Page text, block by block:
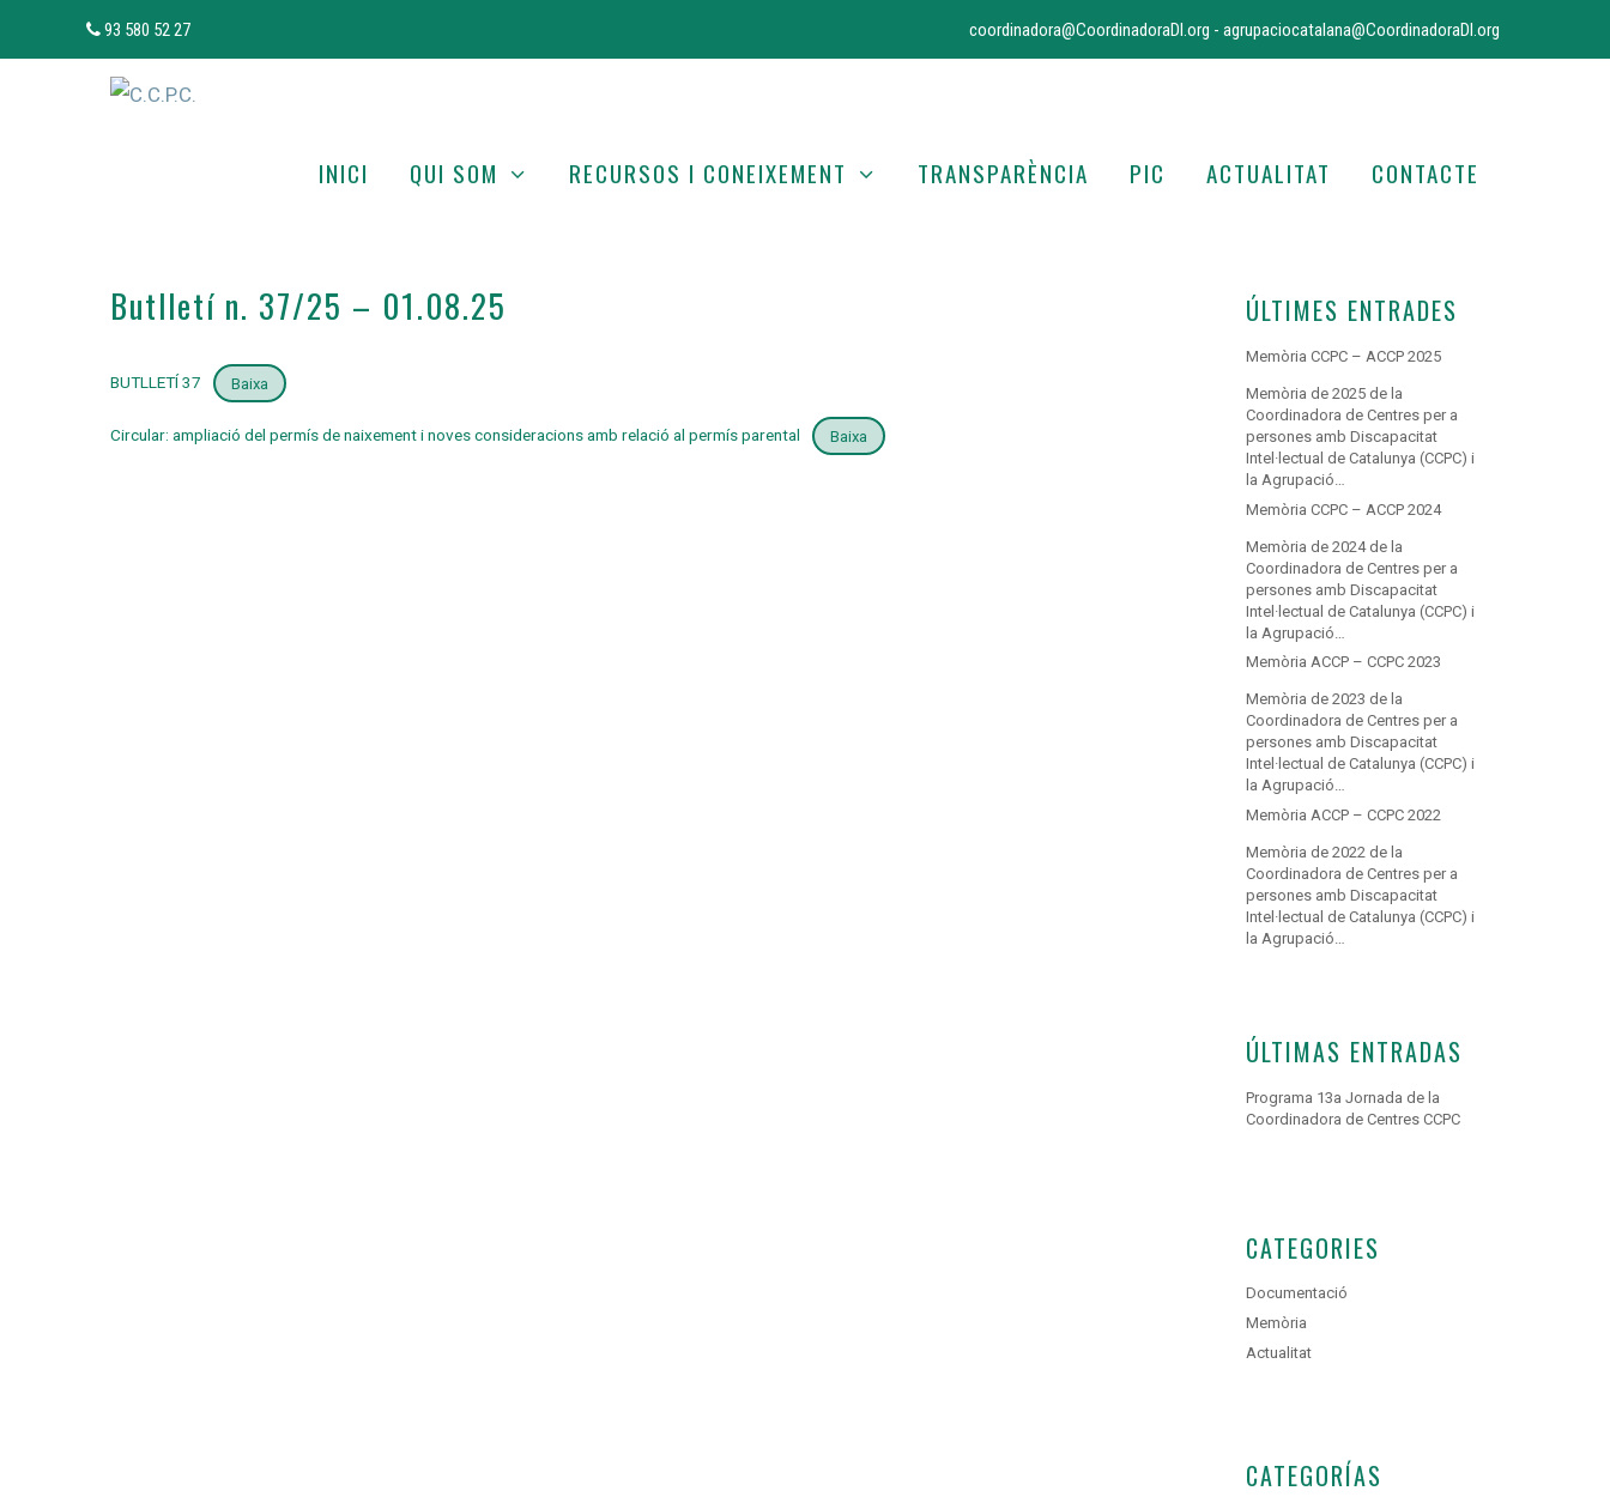
al
93 580 52 27 coordinadora@CoordinadoraDI.org - agrupaciocatalana@CoordinadoraDI.org
INICI QUI SOM RECURSOS I CONEIXEMENT TRANSPARÈNCIA PIC ACTUALITAT CONTACTE
Butlletí n. 37/25 – 01.08.25
BUTLLETÍ 37 Baixa
Circular: ampliació del permís de naixement i noves consideracions amb relació al permís parental Baixa
ÚLTIMES ENTRADES
Memòria CCPC – ACCP 2025
Memòria de 2025 de la
Coordinadora de Centres per a
persones amb Discapacitat
Intel·lectual de Catalunya (CCPC) i
la Agrupació…
Memòria CCPC – ACCP 2024
Memòria de 2024 de la
Coordinadora de Centres per a
persones amb Discapacitat
Intel·lectual de Catalunya (CCPC) i
la Agrupació…
Memòria ACCP – CCPC 2023
Memòria de 2023 de la
Coordinadora de Centres per a
persones amb Discapacitat
Intel·lectual de Catalunya (CCPC) i
la Agrupació…
Memòria ACCP – CCPC 2022
Memòria de 2022 de la
Coordinadora de Centres per a
persones amb Discapacitat
Intel·lectual de Catalunya (CCPC) i
la Agrupació…
ÚLTIMAS ENTRADAS
Programa 13a Jornada de la
Coordinadora de Centres CCPC
CATEGORIES
Documentació
Memòria
Actualitat
CATEGORÍAS